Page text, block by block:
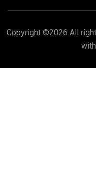
Copyright ©2026 All
with